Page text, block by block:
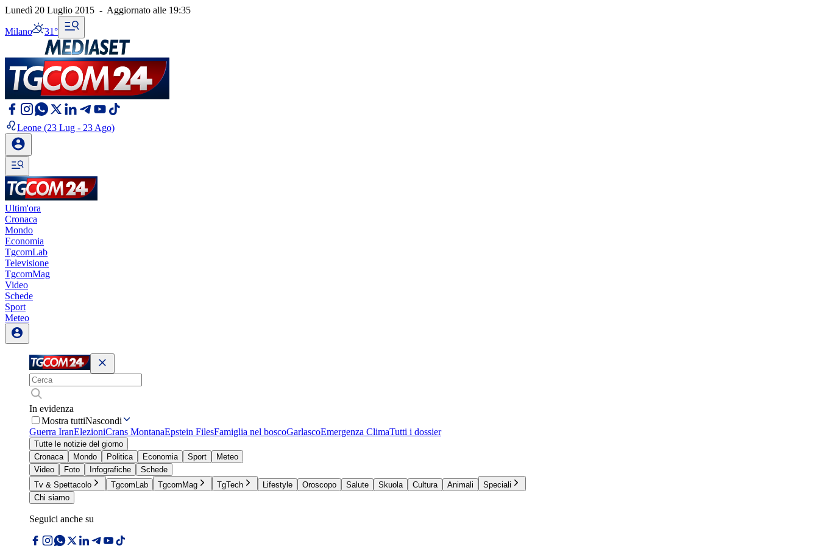
Lunedì 20 Luglio 2015 - Aggiornato alle 19:35
Milano 31°
Leone (23 Lug - 23 Ago)
Ultim'ora
Cronaca
Mondo
Economia
TgcomLab
Televisione
TgcomMag
Video
Schede
Sport
Meteo
In evidenza
Mostra tuttiNascondi
Guerra IranElezioniCrans MontanaEpstein FilesFamiglia nel boscoGarlascoEmergenza ClimaTutti i dossier
Tutte le notizie del giorno
Cronaca
Mondo Politica Economia Sport
Meteo
Video
Foto Infografiche
Schede
Tv & Spettacolo
TgcomLab TgcomMag TgTech Lifestyle Oroscopo Salute Skuola Cultura Animali
Speciali
Chi siamo
Seguici anche su